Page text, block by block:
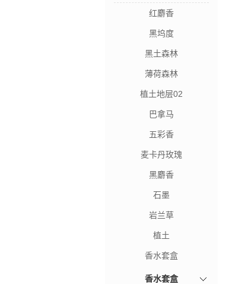
红麝香
黑坞度
黑土森林
薄荷森林
植土地层02
巴拿马
五彩香
麦卡丹玫瑰
黑麝香
石墨
岩兰草
植土
香水套盒
香水套盒